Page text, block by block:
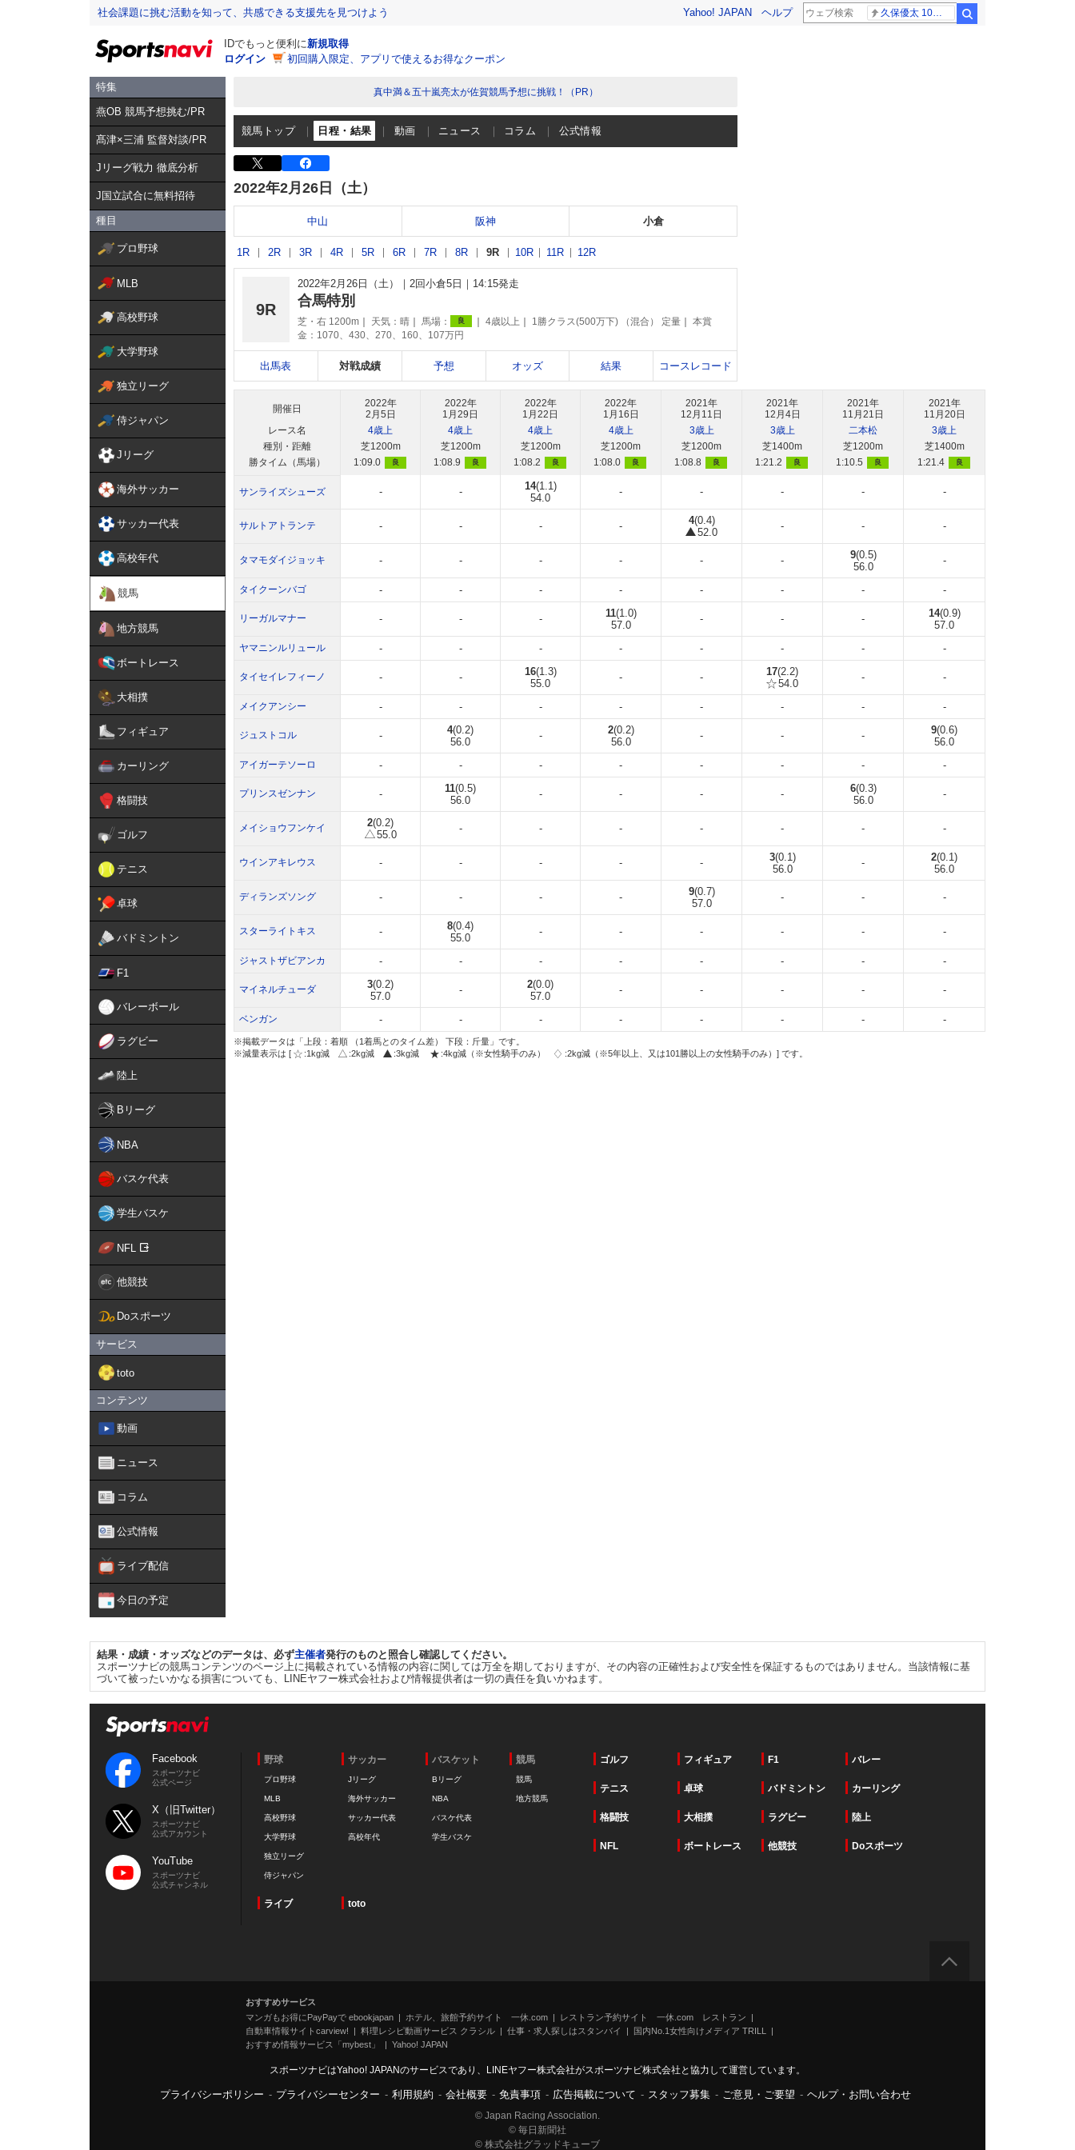
社会課題に挑む活動を知って、共感できる支援先を見つけよう Yahoo! JAPAN ヘルプ
IDでもっと便利に新規取得
ログイン
初回購入限定、アプリで使えるお得なクーポン
特集
燕OB 競馬予想挑む/PR
髙津×三浦 監督対談/PR
Jリーグ戦力 徹底分析
J国立試合に無料招待
種目
プロ野球
MLB
高校野球
大学野球
独立リーグ
侍ジャパン
Jリーグ
海外サッカー
サッカー代表
高校年代
競馬
地方競馬
ボートレース
大相撲
フィギュア
カーリング
格闘技
ゴルフ
テニス
卓球
バドミントン
F1
バレーボール
ラグビー
陸上
Bリーグ
NBA
バスケ代表
学生バスケ
NFL
他競技
Doスポーツ
サービス
toto
コンテンツ
動画
ニュース
コラム
公式情報
ライブ配信
今日の予定
真中満＆五十嵐亮太が佐賀競馬予想に挑戦！（PR）
競馬トップ 日程・結果 動画 ニュース コラム 公式情報
2022年2月26日（土）
中山 阪神 小倉
1R 2R 3R 4R 5R 6R 7R 8R 9R 10R 11R 12R
9R
2022年2月26日（土） 2回小倉5日 14:15発走
合馬特別
芝・右 1200m 天気： 晴 馬場： 良 4歳以上 1勝クラス(500万下) （混合） 定量
本賞
金：1070、430、270、160、107万円
出馬表 対戦成績 予想 オッズ 結果 コースレコード
開催日
レース名
種別・距離
勝タイム（馬場）
2022年
2月5日
4歳上
芝1200m
1:09.0
良
2022年
1月29日
4歳上
芝1200m
1:08.9
良
2022年
1月22日
4歳上
芝1200m
1:08.2
良
2022年
1月16日
4歳上
芝1200m
1:08.0
良
2021年
12月11日
3歳上
芝1200m
1:08.8
良
2021年
12月4日
3歳上
芝1400m
1:21.2
良
2021年
11月21日
二本松
芝1200m
1:10.5
良
2021年
11月20日
3歳上
芝1400m
1:21.4
良
サンライズシューズ - - 14(1.1)
54.0
- - - - -
サルトアトランテ - - - - 4(0.4)
52.0
- - -
タマモダイジョッキ - - - - - - 9(0.5)
56.0
-
タイクーンバゴ - - - - - - - -
リーガルマナー - - - 11(1.0)
57.0
- - - 14(0.9)
57.0
ヤマニンルリュール - - - - - - - -
タイセイレフィーノ - - 16(1.3)
55.0
- - 17(2.2)
54.0
- -
メイクアンシー - - - - - - - -
ジュストコル - 4(0.2)
56.0
- 2(0.2)
56.0
- - - 9(0.6)
56.0
アイガーテソーロ - - - - - - - -
プリンスゼンナン - 11(0.5)
56.0
- - - - 6(0.3)
56.0
-
メイショウフンケイ 2(0.2)
55.0
- - - - - - -
ウインアキレウス - - - - - 3(0.1)
56.0
- 2(0.1)
56.0
ディランズソング - - - - 9(0.7)
57.0
- - -
スターライトキス - 8(0.4)
55.0
- - - - - -
ジャストザビアンカ - - - - - - - -
マイネルチューダ 3(0.2)
57.0
- 2(0.0)
57.0
- - - - -
ベンガン - - - - - - - -
※掲載データは「上段：着順 （1着馬とのタイム差） 下段：斤量」です。
※減量表示は [
:1kg減 :2kg減 :3kg減 :4kg減（※女性騎手のみ） :2kg減（※5年以上、又は101勝以上の女性騎手のみ）] です。
結果・成績・オッズなどのデータは、必ず主催者発行のものと照合し確認してください。
スポーツナビの競馬コンテンツのページ上に掲載されている情報の内容に関しては万全を期しておりますが、その内容の正確性および安全性を保証するものではありません。当該情報に基
づいて被ったいかなる損害についても、LINEヤフー株式会社および情報提供者は一切の責任を負いかねます。
Facebook
スポーツナビ
公式ページ
X（旧Twitter）
スポーツナビ
公式アカウント
YouTube
スポーツナビ
公式チャンネル
野球
プロ野球
MLB
高校野球
大学野球
独立リーグ
侍ジャパン
サッカー
Jリーグ
海外サッカー
サッカー代表
高校年代
バスケット
Bリーグ
NBA
バスケ代表
学生バスケ
競馬
競馬
地方競馬
ゴルフ フィギュア F1 バレー
テニス 卓球 バドミントン カーリング
格闘技 大相撲 ラグビー 陸上
NFL ボートレース 他競技 Doスポーツ
ライブ toto
おすすめサービス
マンガもお得にPayPayで ebookjapan
ホテル、旅館予約サイト 一休.com
レストラン予約サイト 一休.com レストラン
自動車情報サイトcarview!
料理レシピ動画サービス クラシル 仕事・求人探しはスタンバイ
国内No.1女性向けメディア TRILL
おすすめ情報サービス「mybest」
Yahoo! JAPAN
スポーツナビはYahoo! JAPANのサービスであり、LINEヤフー株式会社がスポーツナビ株式会社と協力して運営しています。
プライバシーポリシー - プライバシーセンター - 利用規約 - 会社概要 - 免責事項 - 広告掲載について - スタッフ募集 - ご意見・ご要望 - ヘルプ・お問い合わせ
© Japan Racing Association.
© 毎日新聞社
© 株式会社グラッドキューブ